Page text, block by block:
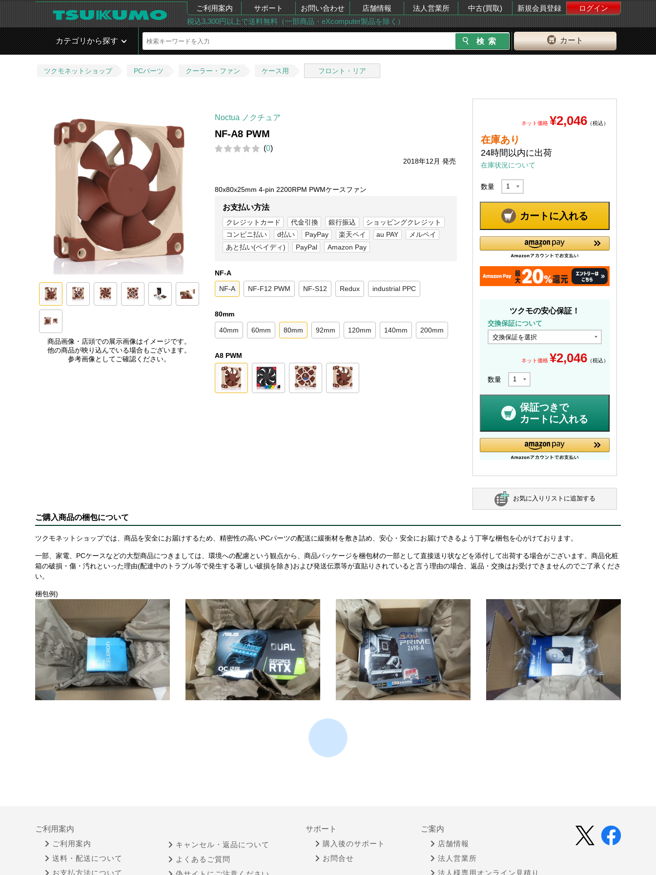
ご利用案内 サポート お問い合わせ 店舗情報 法人営業所 中古(買取) 新規会員登録
ログイン
税込3,300円以上で送料無料（一部商品・eXcomputer製品を除く）
カート
カテゴリから探す
ツクモネットショップ PCパーツ クーラー・ファン ケース用 フロント・リア
商品画像・店頭での展示画像はイメージです。
他の商品が映り込んでいる場合もございます。
参考画像としてご確認ください。
Noctua ノクチュア
NF-A8 PWM
(0)
2018年12月 発売
80x80x25mm 4-pin 2200RPM PWMケースファン
お支払い方法
クレジットカード 代金引換 銀行振込
ショッピングクレジット
コンビニ払い
d払い PayPay 楽天ペイ au PAY
メルペイ
あと払い(ペイディ)
PayPal Amazon Pay
NF-A
NF-A NF-F12 PWM NF-S12 Redux industrial PPC
80mm
40mm 60mm 80mm 92mm 120mm 140mm 200mm
A8 PWM
ネット価格 ¥2,046 （税込）
在庫あり
24時間以内に出荷
在庫状況について
数量
カートに入れる
ツクモの安心保証！
交換保証について
ネット価格 ¥2,046 （税込）
数量
保証つきで
カートに入れる
お気に入りリストに追加する
ご購入商品の梱包について
ツクモネットショップでは、商品を安全にお届けするため、精密性の高いPCパーツの配送に緩衝材を敷き詰め、安心・安全にお届けできるよう丁寧な梱包を心がけております。
一部、家電、PCケースなどの大型商品につきましては、環境への配慮という観点から、商品パッケージを梱包材の一部として直接送り状などを添付して出荷する場合がございます。商品化粧
箱の破損・傷・汚れといった理由(配達中のトラブル等で発生する著しい破損を除き)および発送伝票等が直貼りされていると言う理由の場合、返品・交換はお受けできませんのでご了承くださ
い。
梱包例)
ご利用案内
ご利用案内
送料・配送について
お支払方法について
キャンセル・返品について
よくあるご質問
サポート
購入後のサポート
お問合せ
ご案内
店舗情報
法人営業所
法人様専用オンライン見積り